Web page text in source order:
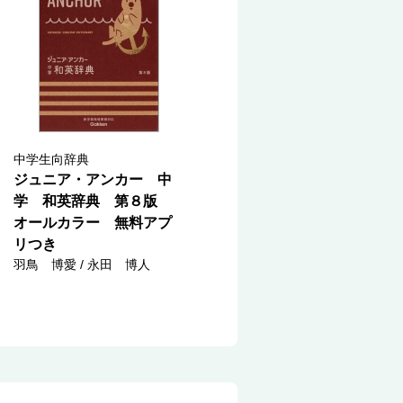
中学生向辞典
ジュニア・アンカー 中
学 和英辞典 第８版
オールカラー 無料アプ
リつき
羽鳥 博愛 / 永田 博人